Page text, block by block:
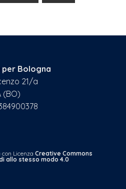
per Bologna
21/a
(BO)
Licenza Creative Commons
allo stesso modo 4.0